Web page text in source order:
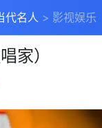
代名人 影视娱乐
家）